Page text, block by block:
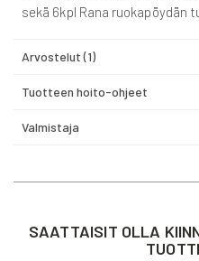
sekä 6kpl Rana ruokapöydän
Arvostelut 1
Tuotteen hoito-ohjeet
Valmistaja
SAATTAISIT OLLA